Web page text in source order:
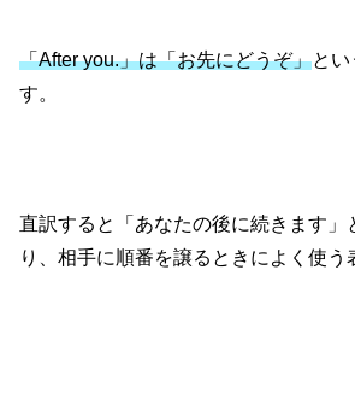
「After you.」は「お先にどうぞ」と
す。
直訳すると「あなたの後に続きます」
り、相手に順番を譲るときによく使う